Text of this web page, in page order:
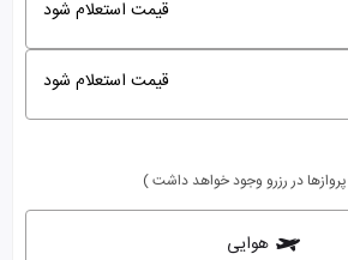
قیمت استعلام شود
قیمت استعلام شود
پروازها در رزرو وجود خواهد داشت )
هوایی